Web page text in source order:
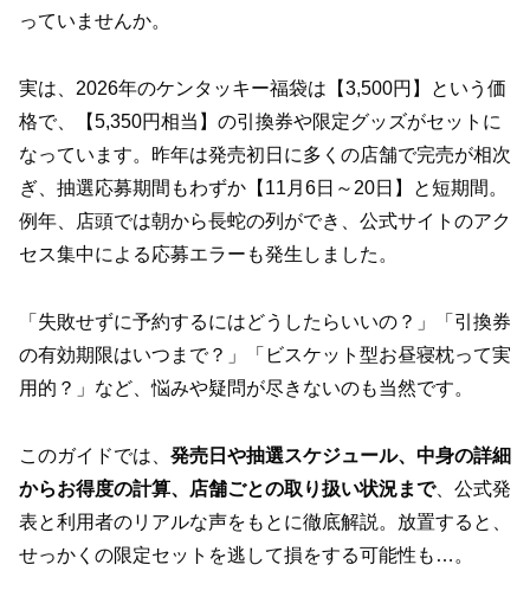
っていませんか。
実は、2026年のケンタッキー福袋は【3,500円】という価
格で、【5,350円相当】の引換券や限定グッズがセットに
なっています。昨年は発売初日に多くの店舗で完売が相次
ぎ、抽選応募期間もわずか【11月6日～20日】と短期間。
例年、店頭では朝から長蛇の列ができ、公式サイトのアク
セス集中による応募エラーも発生しました。
「失敗せずに予約するにはどうしたらいいの？」「引換券
の有効期限はいつまで？」「ビスケット型お昼寝枕って実
用的？」など、悩みや疑問が尽きないのも当然です。
このガイドでは、 発売日や抽選スケジュール、中身の詳細
からお得度の計算、店舗ごとの取り扱い状況まで、公式発
表と利用者のリアルな声をもとに徹底解説。放置すると、
せっかくの限定セットを逃して損をする可能性も…。